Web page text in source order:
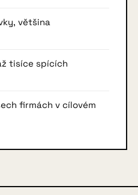
většina
tisíce spících
firmách v cílovém